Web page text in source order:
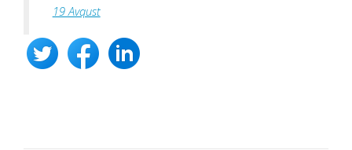
19 Avqust